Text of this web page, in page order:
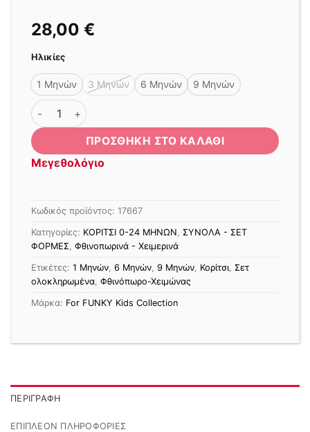
28,00 €
Ηλικίες
1 Μηνών 3 Μηνών 6 Μηνών
9 Μηνών
ΣΕΤ 4 ΤΕΜΑΧΙΩΝ FUNKY ΤΥΠΟΣ ποσότητα
ΠΡΟΣΘΉΚΗ ΣΤΟ ΚΑΛΆΘΙ
Μεγεθολόγιο
Κωδικός προϊόντος: 17667
Κατηγορίες: ΚΟΡΙΤΣΙ 0-24 MΗΝΩΝ ΣΥΝΟΛΑ - ΣΕΤ
ΦΟΡΜΕΣ Φθινοπωρινά - Χειμερινά
Ετικέτες: 1 Μηνών 6 Μηνών 9 Μηνών Κορίτσι Σετ
ολοκληρωμένα Φθινόπωρο-Χειμώνας
Μάρκα: For FUNKY Kids Collection
ΠΕΡΙΓΡΑΦΉ
ΕΠΙΠΛΈΟΝ ΠΛΗΡΟΦΟΡΊΕΣ